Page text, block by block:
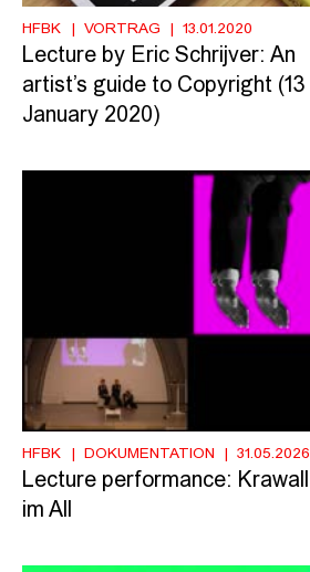
HFBK VORTRAG 13.01.2020
Lecture by Eric Schrijver: An
artist’s guide to Copyright (13
January 2020)
HFBK DOKUMENTATION 31.05.2026
Lecture performance: Krawall
im All